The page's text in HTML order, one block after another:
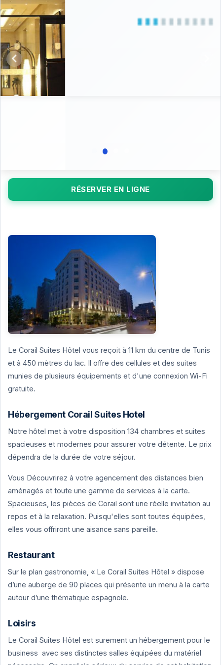
RÉSERVER EN LIGNE
Le Corail Suites Hôtel vous reçoit à 11 km du centre de Tunis
et à 450 mètres du lac. Il offre des cellules et des suites
munies de plusieurs équipements et d'une connexion Wi-Fi
gratuite.
Hébergement Corail Suites Hotel
Notre hôtel met à votre disposition 134 chambres et suites
spacieuses et modernes pour assurer votre détente. Le prix
dépendra de la durée de votre séjour.
Vous Découvrirez à votre agencement des distances bien
aménagés et toute une gamme de services à la carte.
Spacieuses, les pièces de Corail sont une réelle invitation au
repos et à la relaxation. Puisqu'elles sont toutes équipées,
elles vous offriront une aisance sans pareille.
Restaurant
Sur le plan gastronomie, « Le Corail Suites Hôtel » dispose
d’une auberge de 90 places qui présente un menu à la carte
autour d’une thématique espagnole.
Loisirs
Le Corail Suites Hôtel est surement un hébergement pour le
business avec ses distinctes salles équipées du matériel